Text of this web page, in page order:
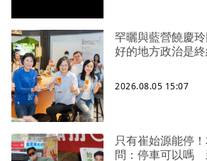
罕曬與藍營饒慶
好的地方政治是
2026.08.05 15:07
只有崔始源能停
問：停車可以嗎